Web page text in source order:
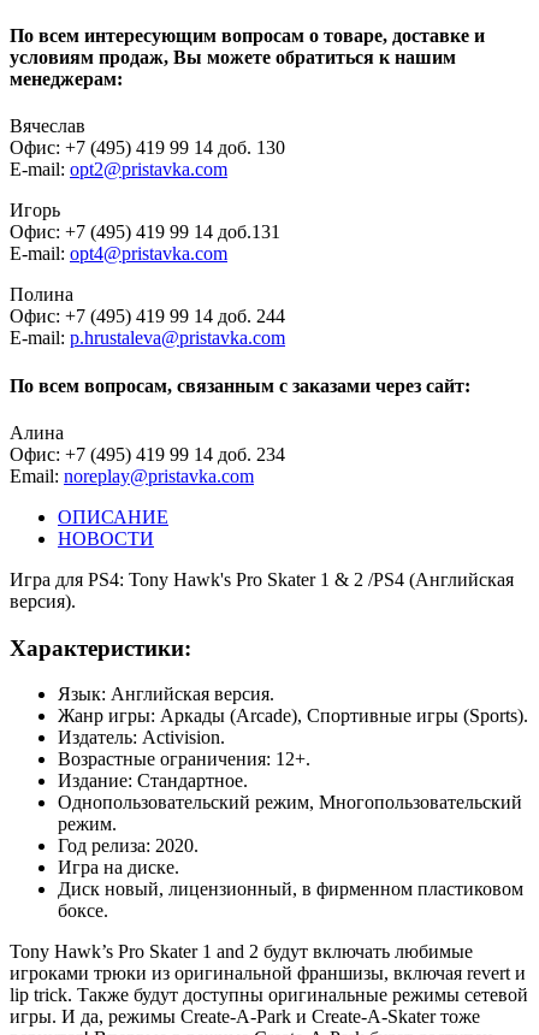
По всем интересующим вопросам о товаре, доставке и
условиям продаж, Вы можете обратиться к нашим
менеджерам:
Вячеслав
Офис: +7 (495) 419 99 14 доб. 130
E-mail: opt2@pristavka.com
Игорь
Офис: +7 (495) 419 99 14 доб.131
E-mail: opt4@pristavka.com
Полина
Офис: +7 (495) 419 99 14 доб. 244
E-mail: p.hrustaleva@pristavka.com
По всем вопросам, связанным с заказами через сайт:
Алина
Офис: +7 (495) 419 99 14 доб. 234
Email: noreplay@pristavka.com
ОПИСАНИЕ
НОВОСТИ
Игра для PS4: Tony Hawk's Pro Skater 1 & 2 /PS4 (Английская
версия).
Характеристики:
Язык: Английская версия.
Жанр игры: Аркады (Arcade), Спортивные игры (Sports).
Издатель: Activision.
Возрастные ограничения: 12+.
Издание: Стандартное.
Однопользовательский режим, Многопользовательский
режим.
Год релиза: 2020.
Игра на диске.
Диск новый, лицензионный, в фирменном пластиковом
боксе.
Tony Hawk’s Pro Skater 1 and 2 будут включать любимые
игроками трюки из оригинальной франшизы, включая revert и
lip trick. Также будут доступны оригинальные режимы сетевой
игры. И да, режимы Create-A-Park и Create-A-Skater тоже